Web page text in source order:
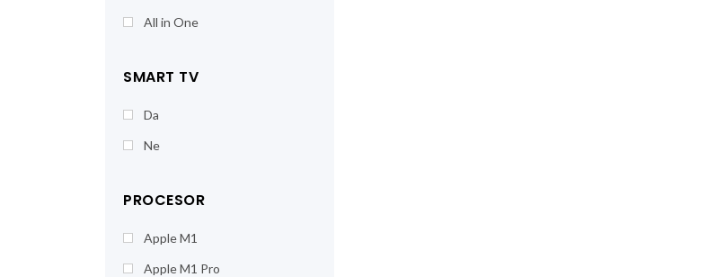
All in One
SMART TV
Da
Ne
PROCESOR
Apple M1
Apple M1 Pro